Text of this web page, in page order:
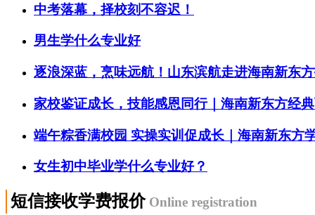
中考落幕，择校刻不容迟！
男生学什么专业好
逐浪深蓝，烹味远航！山东滨航走进海南新东
家校鉴证成长，技能感恩同行｜海南新东方经
端午粽香满校园 实操实训促成长｜海南新东方
女生初中毕业学什么专业好？
短信接收学费报价 Online registration